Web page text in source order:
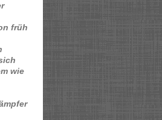
früh
wie